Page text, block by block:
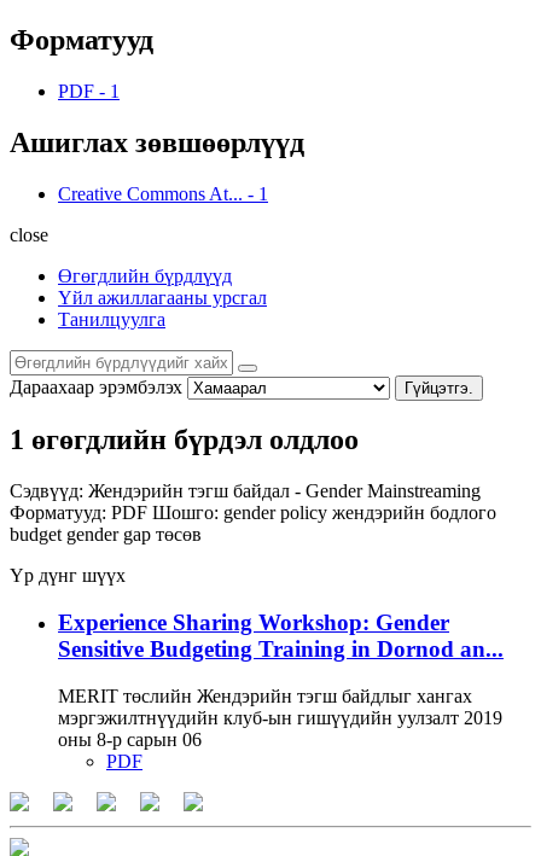
Форматууд
PDF - 1
Ашиглах зөвшөөрлүүд
Creative Commons At... - 1
close
Өгөгдлийн бүрдлүүд
Үйл ажиллагааны урсгал
Танилцуулга
Дараахаар эрэмбэлэх Гүйцэтгэ.
1 өгөгдлийн бүрдэл олдлоо
Сэдвүүд: Жендэрийн тэгш байдал - Gender Mainstreaming
Форматууд: PDF Шошго: gender policy жендэрийн бодлого
budget gender gap төсөв
Үр дүнг шүүх
Experience Sharing Workshop: Gender
Sensitive Budgeting Training in Dornod an...
MERIT төслийн Жендэрийн тэгш байдлыг хангах
мэргэжилтнүүдийн клуб-ын гишүүдийн уулзалт 2019
оны 8-р сарын 06
PDF